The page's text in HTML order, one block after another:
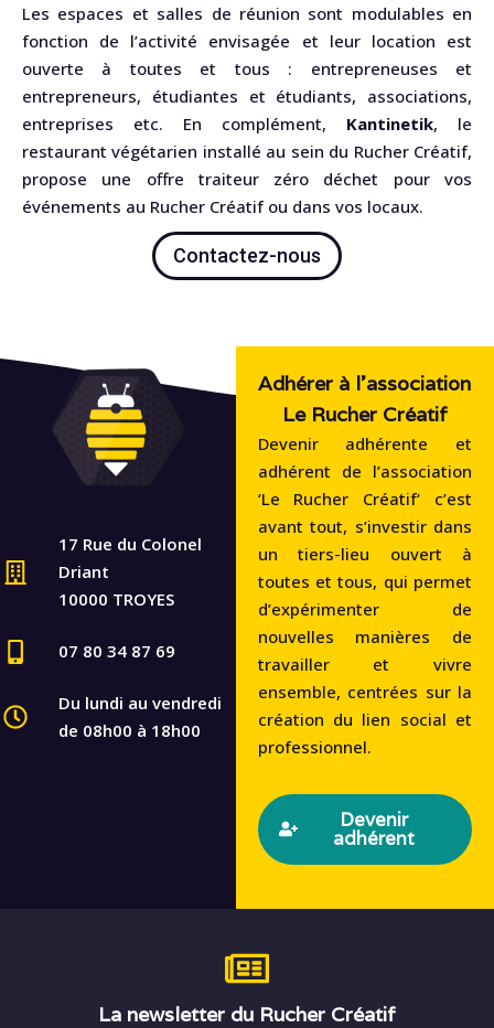
Les espaces et salles de réunion sont modulables en
fonction de l’activité envisagée et leur location est
ouverte à toutes et tous : entrepreneuses et
entrepreneurs, étudiantes et étudiants, associations,
entreprises etc. En complément, Kantinetik, le
restaurant végétarien installé au sein du Rucher Créatif,
propose une offre traiteur zéro déchet pour vos
événements au Rucher Créatif ou dans vos locaux.
Contactez-nous
17 Rue du Colonel
Driant
10000 TROYES
07 80 34 87 69
Du lundi au vendredi
de 08h00 à 18h00
Adhérer à l'association
Le Rucher Créatif
Devenir adhérente et
adhérent de l’association
‘Le Rucher Créatif‘ c’est
avant tout, s’investir dans
un tiers-lieu ouvert à
toutes et tous, qui permet
d’expérimenter de
nouvelles manières de
travailler et vivre
ensemble, centrées sur la
création du lien social et
professionnel.
Devenir
adhérent
La newsletter du Rucher Créatif